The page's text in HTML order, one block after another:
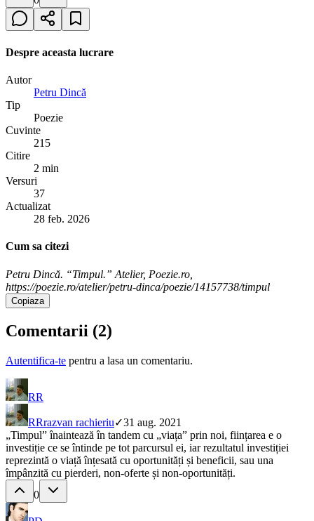
Despre aceasta lucrare
Autor
Petru Dincă
Tip
Poezie
Cuvinte
215
Citire
2 min
Versuri
37
Actualizat
28 feb. 2026
Cum sa citezi
Petru Dincă. “Timpul.” Atelier, Poezie.ro,
https://poezie.ro/atelier/petru-dinca/poezie/14157738/timpul
Copiaza
Comentarii (2)
Autentifica-te pentru a lasa un comentariu.
RR
RRrazvan rachieriu✓31 aug. 2021
„Timpul” înaintează în tandem cu „viața” prin noi, ființarea e o
investiție ce se întinde pe tot parcursul ei, iar rezultatul investiției
reprezintă o viață înțesată cu oportunități și beneficii, sau una
împânzită cu pierderi, non-oferte și non-oportunități.
0